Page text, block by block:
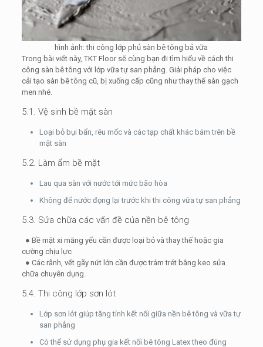
hình ảnh: thi công lớp phủ sàn bê tông bả vữa
Trong bài viết này, TKT Floor sẽ cùng bạn đi tìm hiểu về cách thi
công sàn bê tông với lớp vữa tự san phẳng. Giải pháp cho việc
cải tạo sàn bê tông cũ, bị xuống cấp cũng như thay thế sàn gạch
men nhé.
5.1. Vệ sinh bề mặt sàn
Loại bỏ bụi bẩn, rêu mốc và các tạp chất khác bám trên bề
mặt sàn
5.2. Làm ẩm bề mặt
Lau qua sàn với nước tới mức bão hòa
Không để nước đọng lại trước khi thi công vữa tự san phẳng
5.3. Sửa chữa các vấn đề của nền bê tông
● Bề mặt xi măng yếu cần được loại bỏ và thay thế hoặc gia
cường chịu lực
● Các rãnh, vết gãy nứt lớn cần được trám trét bằng keo sửa
chữa chuyên dụng.
5.4. Thi công lớp sơn lót
Lớp sơn lót giúp tăng tính kết nối giữa nền bê tông và vữa tự
san phẳng
Có thể sử dụng phụ gia kết nối bê tông Latex theo đúng